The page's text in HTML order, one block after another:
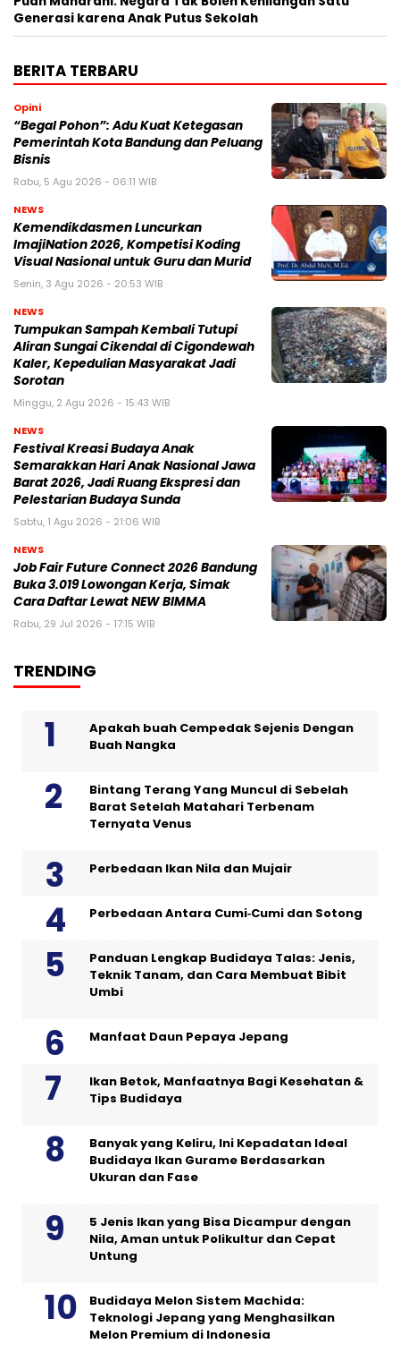
Generasi karena Anak Putus Sekolah
BERITA TERBARU
Opini
“Begal Pohon”: Adu Kuat Ketegasan
Pemerintah Kota Bandung dan Peluang
Bisnis
Rabu, 5 Agu 2026 - 06:11 WIB
NEWS
Kemendikdasmen Luncurkan
ImajiNation 2026, Kompetisi Koding
Visual Nasional untuk Guru dan Murid
Senin, 3 Agu 2026 - 20:53 WIB
NEWS
Tumpukan Sampah Kembali Tutupi
Aliran Sungai Cikendal di Cigondewah
Kaler, Kepedulian Masyarakat Jadi
Sorotan
Minggu, 2 Agu 2026 - 15:43 WIB
NEWS
Festival Kreasi Budaya Anak
Semarakkan Hari Anak Nasional Jawa
Barat 2026, Jadi Ruang Ekspresi dan
Pelestarian Budaya Sunda
Sabtu, 1 Agu 2026 - 21:06 WIB
NEWS
Job Fair Future Connect 2026 Bandung
Buka 3.019 Lowongan Kerja, Simak
Cara Daftar Lewat NEW BIMMA
Rabu, 29 Jul 2026 - 17:15 WIB
TRENDING
Apakah buah Cempedak Sejenis Dengan
Buah Nangka
Bintang Terang Yang Muncul di Sebelah
Barat Setelah Matahari Terbenam
Ternyata Venus
Perbedaan Ikan Nila dan Mujair
Perbedaan Antara Cumi‑Cumi dan Sotong
Panduan Lengkap Budidaya Talas: Jenis,
Teknik Tanam, dan Cara Membuat Bibit
Umbi
Manfaat Daun Pepaya Jepang
Ikan Betok, Manfaatnya Bagi Kesehatan &
Tips Budidaya
Banyak yang Keliru, Ini Kepadatan Ideal
Budidaya Ikan Gurame Berdasarkan
Ukuran dan Fase
5 Jenis Ikan yang Bisa Dicampur dengan
Nila, Aman untuk Polikultur dan Cepat
Untung
Budidaya Melon Sistem Machida:
Teknologi Jepang yang Menghasilkan
Melon Premium di Indonesia